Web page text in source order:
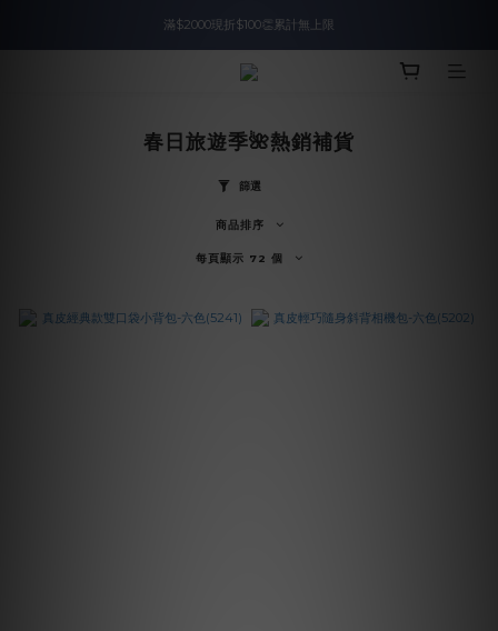
入會即領$888購物金🙌
滿$2000現折$100👏累計無上限
入會即領$888購物金🙌
春日旅遊季🌺熱銷補貨
篩選
商品排序
每頁顯示 72 個